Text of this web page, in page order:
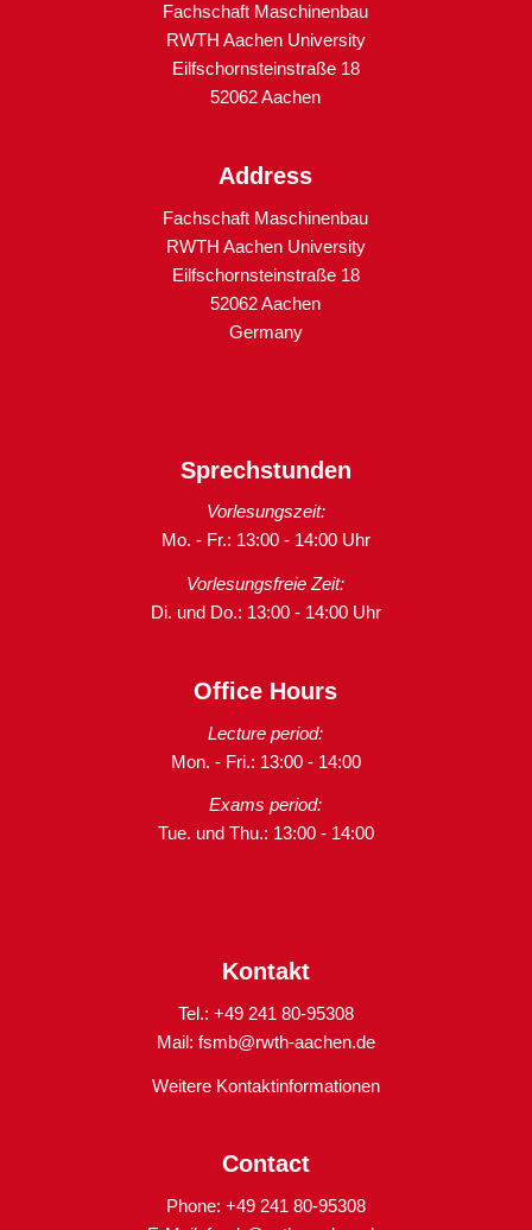
Fachschaft Maschinenbau
RWTH Aachen University
Eilfschornsteinstraße 18
52062 Aachen
Address
Fachschaft Maschinenbau
RWTH Aachen University
Eilfschornsteinstraße 18
52062 Aachen
Germany
Sprechstunden
Vorlesungszeit:
Mo. - Fr.: 13:00 - 14:00 Uhr
Vorlesungsfreie Zeit:
Di. und Do.: 13:00 - 14:00 Uhr
Office Hours
Lecture period:
Mon. - Fri.: 13:00 - 14:00
Exams period:
Tue. und Thu.: 13:00 - 14:00
Kontakt
Tel.: +49 241 80-95308
Mail: fsmb@rwth-aachen.de
Weitere Kontaktinformationen
Contact
Phone: +49 241 80-95308